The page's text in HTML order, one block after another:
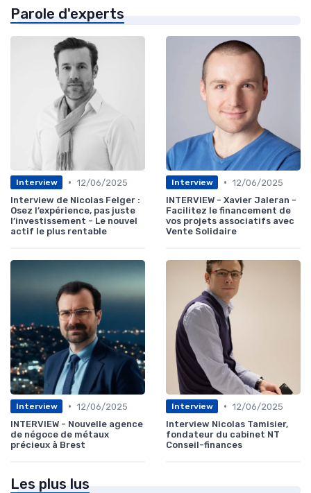
Parole d'experts
Interview • 12/06/2025
Interview de Nicolas Felger :
Osez l’expérience, pas juste
l’investissement - Le nouvel
actif le plus rentable
Interview • 12/06/2025
INTERVIEW - Xavier Jaleran -
Facilitez le financement de
vos projets associatifs avec
Vente Solidaire
Interview • 12/06/2025
INTERVIEW - Nouvelle agence
de négoce de métaux
précieux à Brest
Interview • 12/06/2025
Interview Nicolas Tamisier,
fondateur du cabinet NT
Conseil-finances
Les plus lus